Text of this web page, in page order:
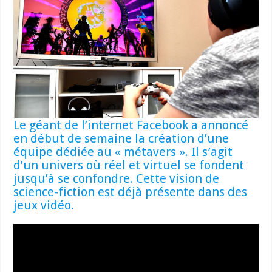
Le géant de l’internet Facebook a annoncé
en début de semaine la création d’une
équipe dédiée au « métavers ». Il s’agit
d’un univers où réel et virtuel se fondent
jusqu’à se confondre. Cette vision de
science-fiction est déjà présente dans des
jeux vidéo.